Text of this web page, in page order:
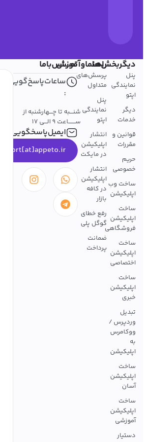
دیگربخش‌ها
پنل
نمایندگی
اپتو
دیگر
خدمات
قوانین و
مقررات
حریم
خصوصی
ساخت وب
اپلیکیشن
ساخت
اپلیکیشن
فروشگاهی
ساخت
اپلیکیشن
اختصاصی
ساخت
اپلیکیشن
خبری
تبدیل
وردپرس /
ووکامرس
به
اپلیکیشن
ساخت
اپلیکیشن
آسان
ساخت
اپلیکیشن
آموزشی
دستیار
راهنماوآموزش
پرسش‌های
متداول
پنل
نمایندگی
اپتو
انتشار
اپلیکیشن
در مایکت
انتشار
اپلیکیشن
در کافه
بازار
رفع خطای
گوگل پلی
ضمانت
پرداخت
تمــــاس‌باما
ساعات‌پاسخ‌گویی
:
شنـــبه تا چـــهارشنبه از
ســـــــاعت 9 الـــی 17
ایمیل‌پاسخگویی
support[at]appeto.ir